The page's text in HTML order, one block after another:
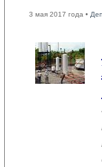
3 мая 2017 года •